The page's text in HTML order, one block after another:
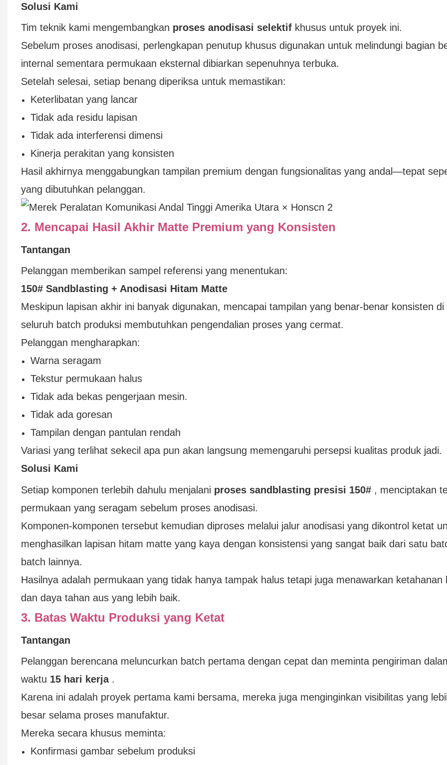
Solusi Kami
Tim teknik kami mengembangkan proses anodisasi selektifkhusus untuk proyek ini.
Sebelum proses anodisasi, perlengkapan penutup khusus digunakan untuk melindungi bagian
internal sementara permukaan eksternal dibiarkan sepenuhnya terbuka.
Setelah selesai, setiap benang diperiksa untuk memastikan:
Keterlibatan yang lancar
Tidak ada residu lapisan
Tidak ada interferensi dimensi
Kinerja perakitan yang konsisten
Hasil akhirnya menggabungkan tampilan premium dengan fungsionalitas yang andal—tepat
yang dibutuhkan pelanggan.
2. Mencapai Hasil Akhir Matte Premium yang Konsisten
Tantangan
Pelanggan memberikan sampel referensi yang menentukan:
150# Sandblasting + Anodisasi Hitam Matte
Meskipun lapisan akhir ini banyak digunakan, mencapai tampilan yang benar-benar konsisten di
seluruh batch produksi membutuhkan pengendalian proses yang cermat.
Pelanggan mengharapkan:
Warna seragam
Tekstur permukaan halus
Tidak ada bekas pengerjaan mesin.
Tidak ada goresan
Tampilan dengan pantulan rendah
Variasi yang terlihat sekecil apa pun akan langsung memengaruhi persepsi kualitas produk jadi.
Solusi Kami
Setiap komponen terlebih dahulu menjalani proses sandblasting presisi 150#, menciptakan
permukaan yang seragam sebelum proses anodisasi.
Komponen-komponen tersebut kemudian diproses melalui jalur anodisasi yang dikontrol ketat
menghasilkan lapisan hitam matte yang kaya dengan konsistensi yang sangat baik dari satu
batch lainnya.
Hasilnya adalah permukaan yang tidak hanya tampak halus tetapi juga menawarkan ketahanan
dan daya tahan aus yang lebih baik.
3. Batas Waktu Produksi yang Ketat
Tantangan
Pelanggan berencana meluncurkan batch pertama dengan cepat dan meminta pengiriman
waktu 15 hari kerja.
Karena ini adalah proyek pertama kami bersama, mereka juga menginginkan visibilitas yang
besar selama proses manufaktur.
Mereka secara khusus meminta:
Konfirmasi gambar sebelum produksi